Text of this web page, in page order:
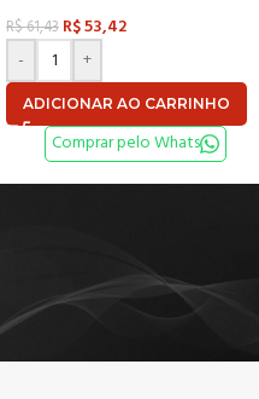
R$61,43 R$53,42
-
+
ADICIONAR AO CARRINHO
Comprar pelo Whats